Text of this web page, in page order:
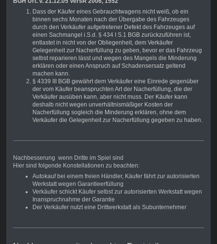
Dass der Käufer eines Gebrauchtwagens nicht weiß, ob ein
binnen sechs Monaten nach der Übergabe des Fahrzeuges
durch den Verkäufer aufgetretener Defekt des Fahrzeuges auf
einen Sachmangel i.S.d. § 434 I S.1 BGB zurückzuführen ist,
entlastet in nicht von der Obliegenheit, dem Verkäufer
Gelegenheit zur Nacherfüllung zu geben, bevor er das Fahrzeug
selbst reparieren lässt und wegen des Mangels die Minderung
erklären oder einen Anspruch auf Schadensersatz geltend
machen kann.
§ 4339 III BGB gewährt dem Verkäufer eine Einrede gegenüber
der vom Käufer beanspruchten Art der Nacherfüllung, die der
Verkäufer ausüben kann, aber nicht muss. Der Käufer kann
deshalb nicht wegen unverhältnismäßiger Kosten der
Nacherfüllung sogleich die Minderung erklären, ohne dem
Verkäufer die Gelegenheit zur Nacherfüllung gegeben zu haben.
Nachbesserung wenn Dritte im Spiel sind
Hier sind folgende Konstellationen zu beachten:
Autokauf bei einem freien Händler, Käufer fährt zur autorisierten
Werkstatt wegen Garantieerfüllung
Verkäufer schickt Käufer selbst zur autorisierten Werkstatt wegen
Inanspruchnahme der Garantie
Der Verkäufer nutzt eine Drittwerkstatt als Subunternehmer